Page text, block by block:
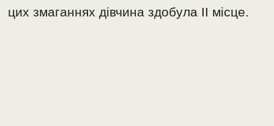
цих змаганнях дівчина здобула II місце.